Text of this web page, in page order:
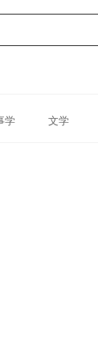
学 文学